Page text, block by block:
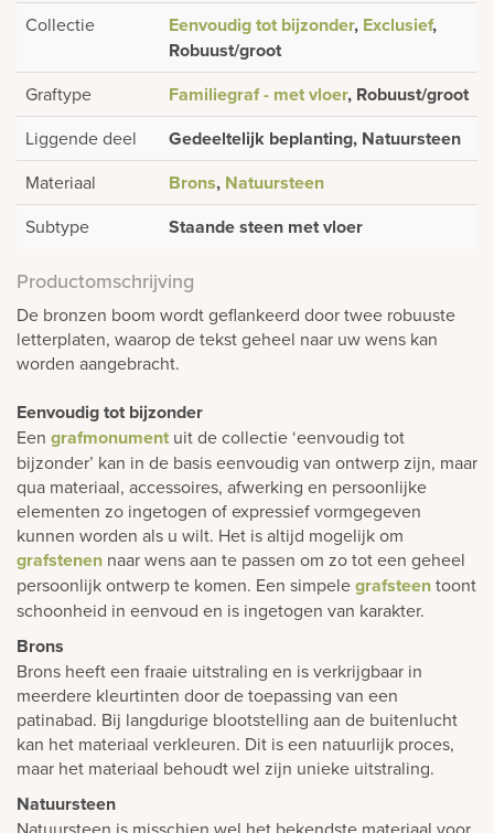
Collectie Eenvoudig tot bijzonder, Exclusief,
Robuust/groot
Graftype Familiegraf - met vloer, Robuust/groot
Liggende deel Gedeeltelijk beplanting, Natuursteen
Materiaal Brons, Natuursteen
Subtype Staande steen met vloer
Productomschrijving
De bronzen boom wordt geflankeerd door twee robuuste
letterplaten, waarop de tekst geheel naar uw wens kan
worden aangebracht.
Eenvoudig tot bijzonder
Een grafmonument uit de collectie ‘eenvoudig tot
bijzonder’ kan in de basis eenvoudig van ontwerp zijn, maar
qua materiaal, accessoires, afwerking en persoonlijke
elementen zo ingetogen of expressief vormgegeven
kunnen worden als u wilt. Het is altijd mogelijk om
grafstenen naar wens aan te passen om zo tot een geheel
persoonlijk ontwerp te komen. Een simpelegrafsteentoont
schoonheid in eenvoud en is ingetogen van karakter.
Brons
Brons heeft een fraaie uitstraling en is verkrijgbaar in
meerdere kleurtinten door de toepassing van een
patinabad. Bij langdurige blootstelling aan de buitenlucht
kan het materiaal verkleuren. Dit is een natuurlijk proces,
maar het materiaal behoudt wel zijn unieke uitstraling.
Natuursteen